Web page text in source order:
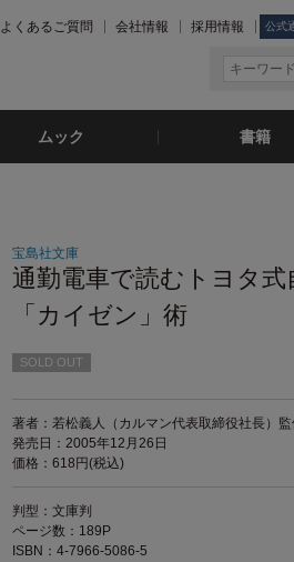
よくあるご質問 会社情報 採用情報 公式
ムック 書籍
宝島社文庫
通勤電車で読むトヨタ式
「カイゼン」術
SOLD OUT
著者：若松義人（カルマン代表取締役社長）
発売日：2005年12月26日
価格：618円(税込)
判型：文庫判
ページ数：189P
ISBN：4-7966-5086-5